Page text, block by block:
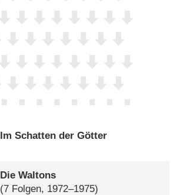
Im Schatten der Götter
Die Waltons
(7 Folgen, 1972–1975)